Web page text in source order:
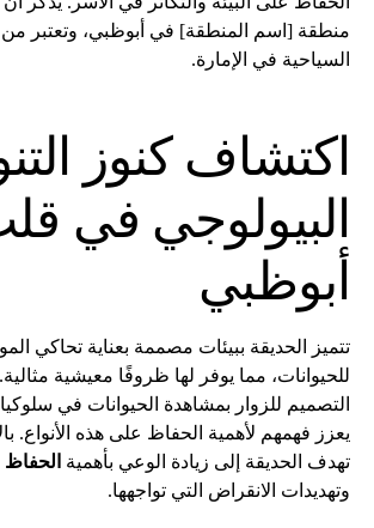
منطقة [اسم المنطقة] في أبوظبي، وتعتبر من
السياحية في الإمارة.
اكتشاف كنوز
البيولوجي في
أبوظبي
تتميز الحديقة ببيئات مصممة بعناية تحاكي
للحيوانات، مما يوفر لها ظروفًا معيشية
التصميم للزوار بمشاهدة الحيوانات في
يعزز فهمهم لأهمية الحفاظ على هذه الأنواع.
تهدف الحديقة إلى زيادة الوعي بأهمية
وتهديدات الانقراض التي تواجهها.